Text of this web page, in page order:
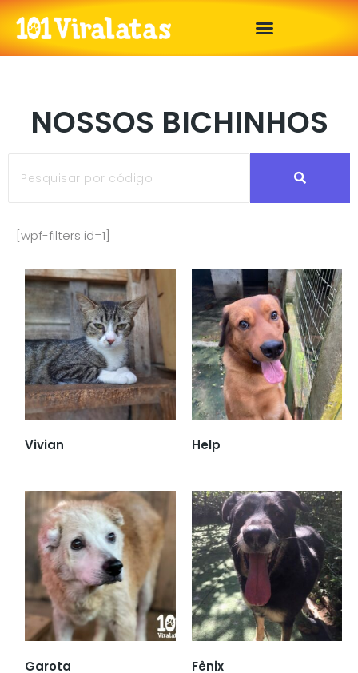
NOSSOS BICHINHOS
[wpf-filters id=1]
Vivian Help
Garota Fênix